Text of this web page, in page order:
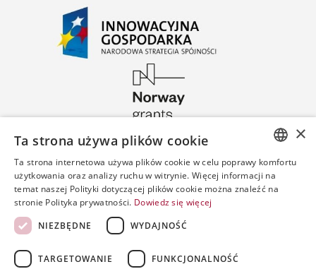
ENGLISH
×
Ta strona używa plików cookie
Ta strona internetowa używa plików cookie w celu poprawy komfortu
użytkowania oraz analizy ruchu w witrynie. Więcej informacji na
temat naszej Polityki dotyczącej plików cookie można znaleźć na
stronie Polityka prywatności. Dowiedz się więcej
NIEZBĘDNE
WYDAJNOŚĆ
TARGETOWANIE FUNKCJONALNOŚĆ